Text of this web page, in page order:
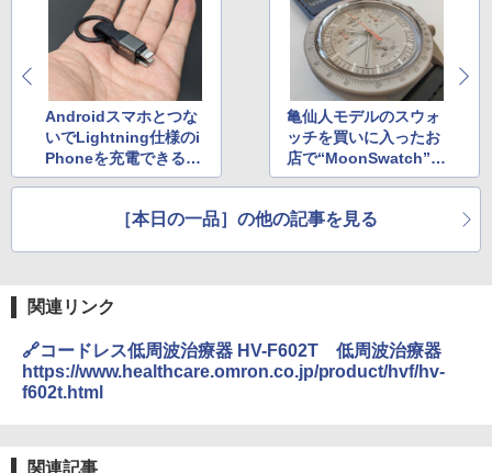
Androidスマホとつな
いでLightning仕様のi
Phoneを充電できるキ
ーホルダー型ケーブル
亀仙人モデルのスウォ
ッチを買いに入ったお
店で“MoonSwatch”も
ついでに手に入れた
［本日の一品］の他の記事を見る
関連リンク
🔗コードレス低周波治療器 HV-F602T 低周波治療器
https://www.healthcare.omron.co.jp/product/hvf/hv-
f602t.html
関連記事